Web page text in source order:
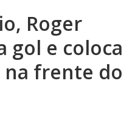
Roger
gol e coloca
frente do